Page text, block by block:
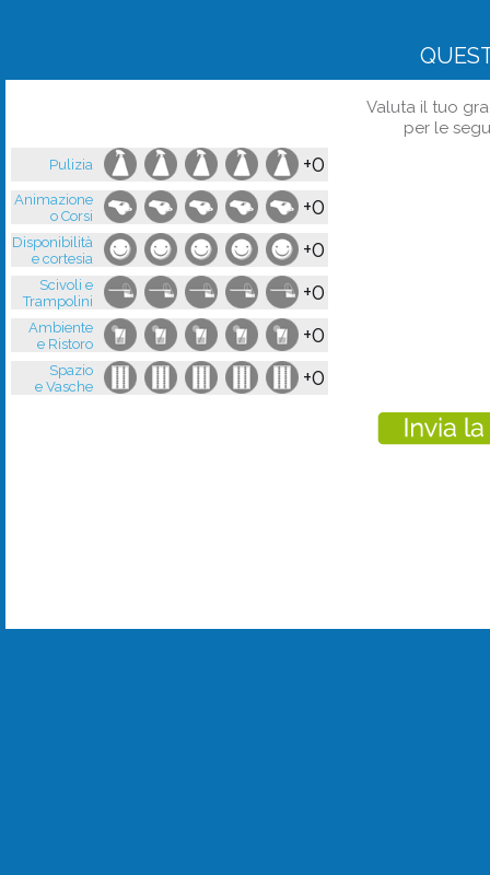
Valuta il tuo
per le
Pulizia +0
Animazione
o Corsi
+0
Disponibilità
e cortesia
+0
Scivoli e
Trampolini
+0
Ambiente
e Ristoro
+0
Spazio
e Vasche
+0